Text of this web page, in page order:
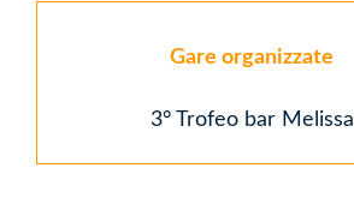
Gare organizzate
3° Trofeo bar Melissa